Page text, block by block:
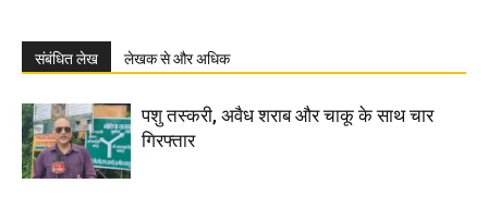
संबंधित लेख लेखक से और अधिक
पशु तस्करी, अवैध शराब और चाकू के साथ चार
गिरफ्तार